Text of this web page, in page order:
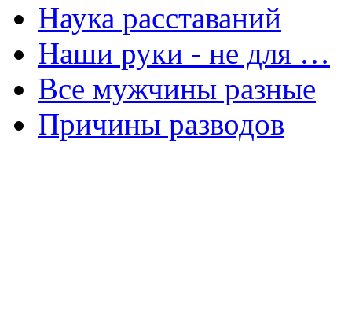
Наука расставаний
Наши руки - не для …
Все мужчины разные
Причины разводов